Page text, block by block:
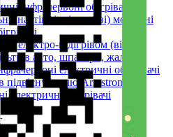
інфрачервоні обігрівачі
(настінні, підлогові) мобільні
з електро-підігрівом (вікон,
авто, шпалери, жалюзі)
електричні обігрівачі
підвісну стелю Armstrong)
електричні обігрівачі